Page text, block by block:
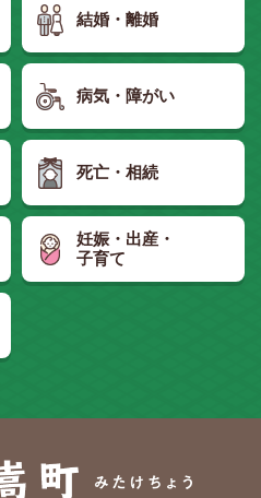
結婚・離婚
病気・障がい
死亡・相続
妊娠・出産・
子育て